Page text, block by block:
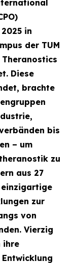
in
der TUM
Diese
brachte
bis
– um
zu
aus 27
einzigartige
zur
von
Vierzig
ihre